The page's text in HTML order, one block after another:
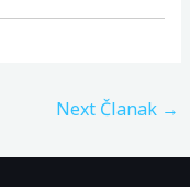
Next Članak →